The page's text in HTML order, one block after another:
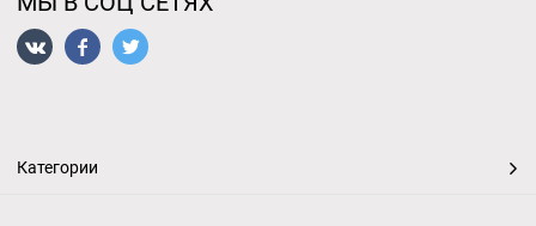
Категории